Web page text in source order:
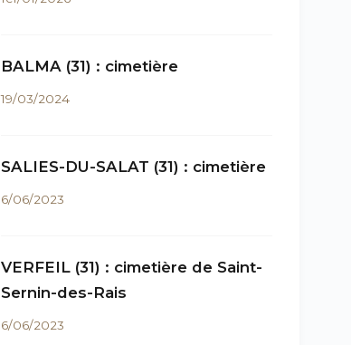
BALMA (31) : cimetière
19/03/2024
SALIES-DU-SALAT (31) : cimetière
6/06/2023
VERFEIL (31) : cimetière de Saint-
Sernin-des-Rais
6/06/2023